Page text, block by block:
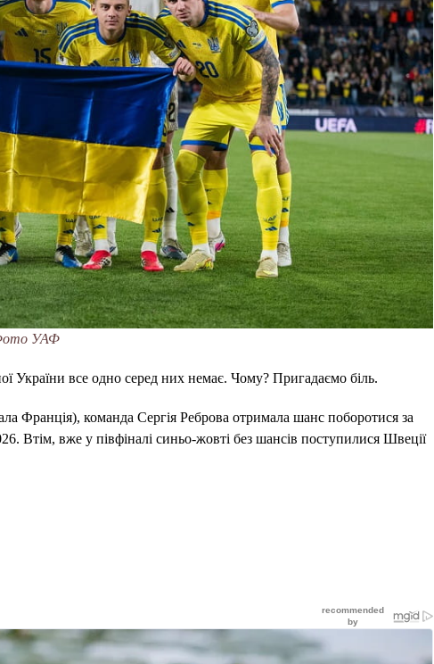
УАФ
України все одно серед них немає. Чому? Пригадаємо біль.
Франція), команда Сергія Реброва отримала шанс поборотися за
Втім, вже у півфіналі синьо-жовті без шансів поступилися Швеції